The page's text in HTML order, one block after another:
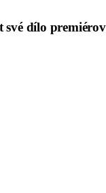
své dílo